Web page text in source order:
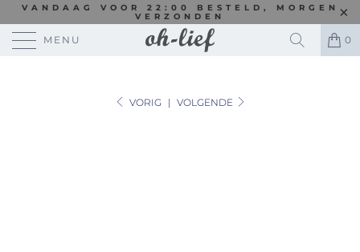
VANDAAG VOOR 22:00 BESTELD, MORGEN
VERZONDEN
MENU 0
VORIG | VOLGENDE